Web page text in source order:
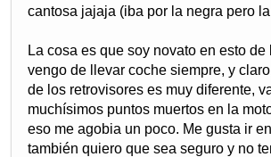
cantosa jajaja (iba por la negra pero
La cosa es que soy novato en esto de
vengo de llevar coche siempre, y
de los retrovisores es muy diferente,
muchísimos puntos muertos en la
eso me agobia un poco. Me gusta ir
también quiero que sea seguro y no